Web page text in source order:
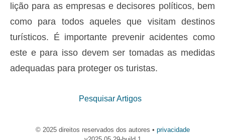
lição para as empresas e decisores políticos, bem
como para todos aqueles que visitam destinos
turísticos. É importante prevenir acidentes como
este e para isso devem ser tomadas as medidas
adequadas para proteger os turistas.
Pesquisar Artigos
© 2025 direitos reservados dos autores • privacidade